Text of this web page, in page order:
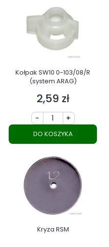
Kołpak SW10 0-103/08/R
(system ARAG)
Cena
2,59 zł
- +
DO KOSZYKA
Kryza RSM